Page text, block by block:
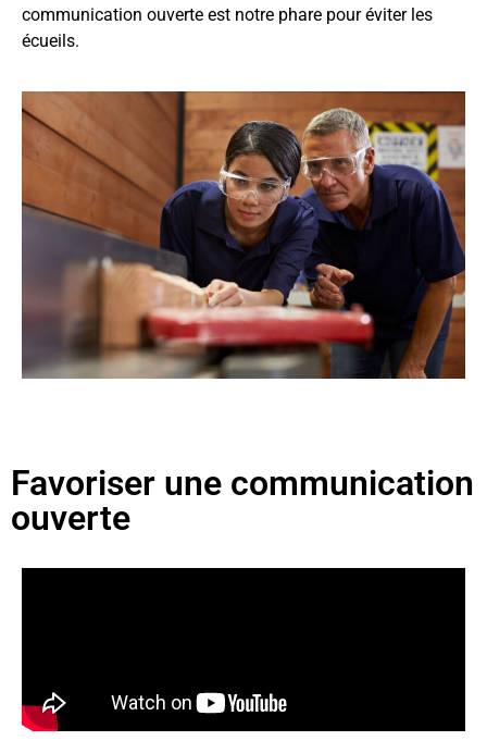
communication ouverte est notre phare pour éviter les
écueils.
Favoriser une communication
ouverte